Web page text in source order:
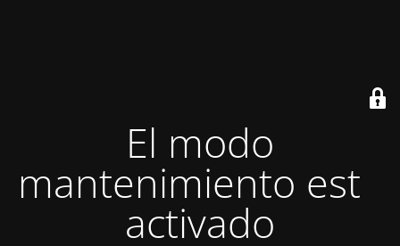
El modo
mantenimiento está
activado